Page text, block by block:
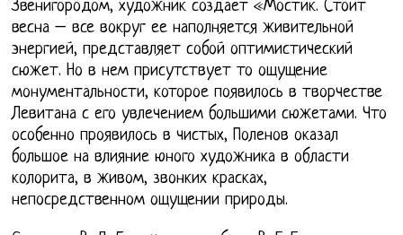
Звенигородом, художник создает «Мостик. Стоит
весна – все вокруг ее наполняется живительной
энергией, представляет собой оптимистический
сюжет. Но в нем присутствует то ощущение
монументальности, которое появилось в творчестве
Левитана с его увлечением большими сюжетами. Что
особенно проявилось в чистых, Поленов оказал
большое на влияние юного художника в области
колорита, в живом, звонких красках,
непосредственном ощущении природы.